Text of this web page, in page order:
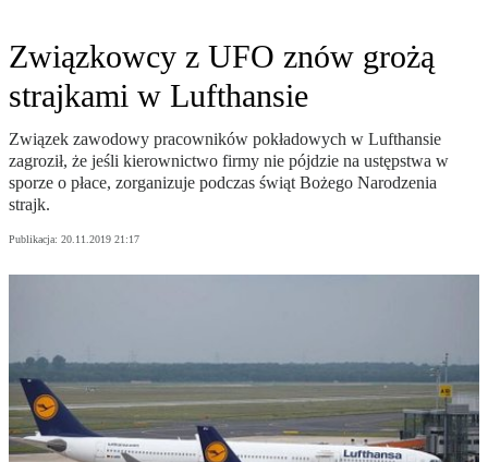
Związkowcy z UFO znów grożą
strajkami w Lufthansie
Związek zawodowy pracowników pokładowych w Lufthansie
zagroził, że jeśli kierownictwo firmy nie pójdzie na ustępstwa w
sporze o płace, zorganizuje podczas świąt Bożego Narodzenia
strajk.
Publikacja: 20.11.2019 21:17